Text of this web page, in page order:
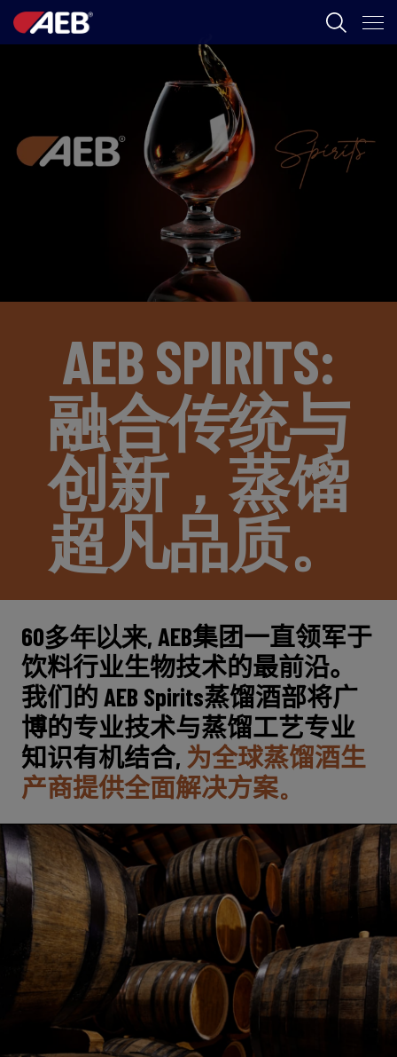
啤酒
AEB SPIRITS:
融合传统与
创新，蒸馏
超凡品质。
60多年以来, AEB集团一直领军于
饮料行业生物技术的最前沿。
我们的 AEB Spirits蒸馏酒部将广
博的专业技术与蒸馏工艺专业
知识有机结合, 为全球蒸馏酒生
产商提供全面解决方案。